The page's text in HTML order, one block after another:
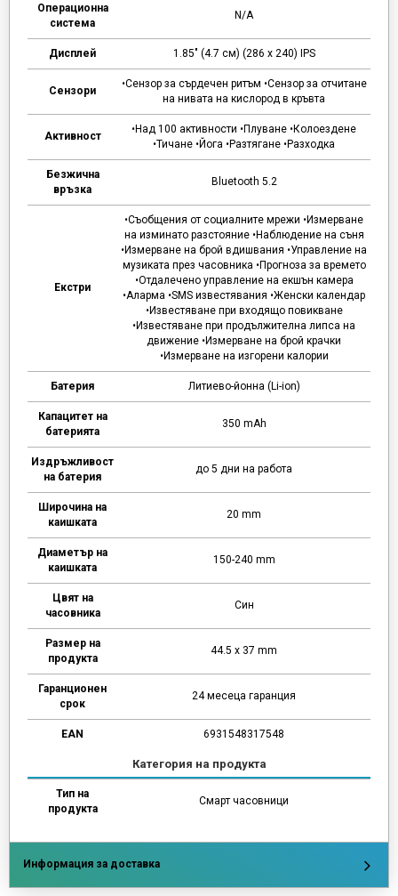
Операционна
система
N/A
Дисплей 1.85" (4.7 см) (286 х 240) IPS
Сензори
•Сензор за сърдечен ритъм •Сензор за отчитане
на нивата на кислород в кръвта
Активност
•Над 100 активности •Плуване •Колоездене
•Тичане •Йога •Разтягане •Разходка
Безжична
връзка
Bluetooth 5.2
Екстри
•Съобщения от социалните мрежи •Измерване
на изминато разстояние •Наблюдение на съня
•Измерване на брой вдишвания •Управление на
музиката през часовника •Прогноза за времето
•Отдалечено управление на екшън камера
•Аларма •SMS известявания •Женски календар
•Известяване при входящо повикване
•Известяване при продължителна липса на
движение •Измерване на брой крачки
•Измерване на изгорени калории
Батерия Литиево-йонна (Li-ion)
Капацитет на
батерията
350 mAh
Издръжливост
на батерия
до 5 дни на работа
Широчина на
каишката
20 mm
Диаметър на
каишката
150-240 mm
Цвят на
часовника
Син
Размер на
продукта
44.5 x 37 mm
Гаранционен
срок
24 месеца гаранция
EAN 6931548317548
Категория на продукта
Тип на
продукта
Смарт часовници
Информация за доставка